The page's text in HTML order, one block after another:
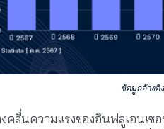
ข้อมูลอ้างอิ
คลื่นความแรงของอินฟลูเอนเซ